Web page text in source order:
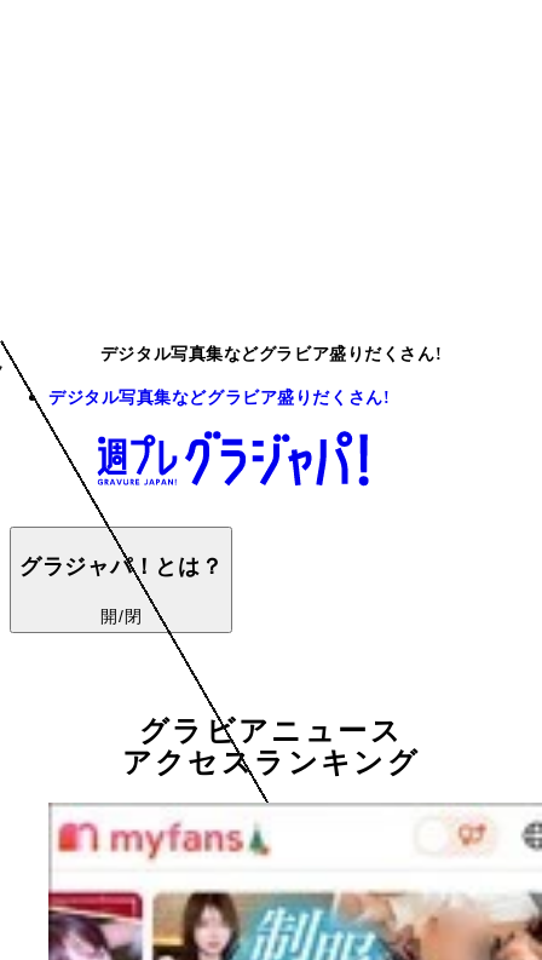
デジタル写真集などグラビア盛りだくさん!
デジタル写真集などグラビア盛りだくさん!
グラジャパ！とは？
開/閉
グラビアニュース
アクセスランキング